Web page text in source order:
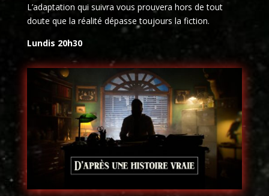
L’adaptation qui suivra vous prouvera hors de tout
doute que la réalité dépasse toujours la fiction.
Lundis 20h30